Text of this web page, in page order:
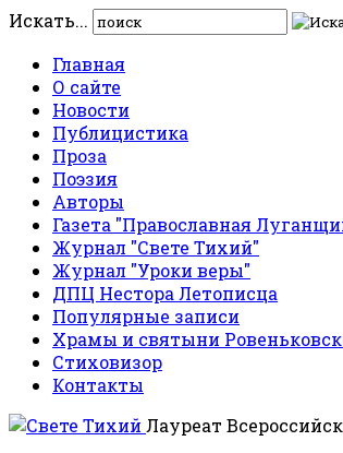
Искать...
Главная
О сайте
Новости
Публицистика
Проза
Поэзия
Авторы
Газета "Православная
Журнал "Свете Тихий"
Журнал "Уроки веры"
ДПЦ Нестора Летописца
Популярные записи
Храмы и святыни
Стиховизор
Контакты
Лауреат